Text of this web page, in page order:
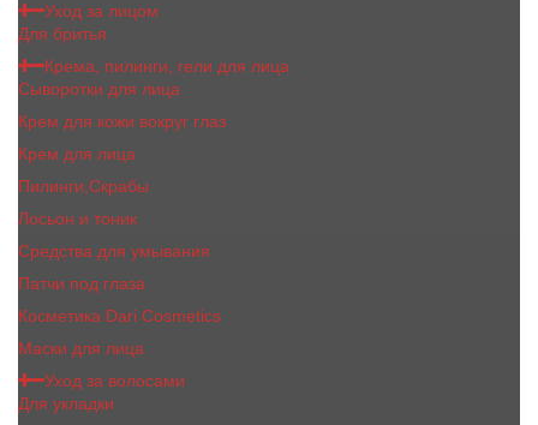
Уход за лицом
Для бритья
Крема, пилинги, гели для лица
Сыворотки для лица
Крем для кожи вокруг глаз
Крем для лица
Пилинги,Скрабы
Лосьон и тоник
Средства для умывания
Патчи под глаза
Косметика Dari Cosmetics
Маски для лица
Уход за волосами
Для укладки